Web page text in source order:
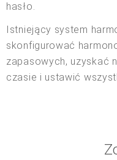
hasło.
Istniejący system
skonfigurować
zapasowych, uzyskać
czasie i ustawić